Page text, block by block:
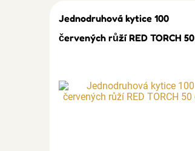
Jednodruhová kytice 100
červených růží RED TORCH